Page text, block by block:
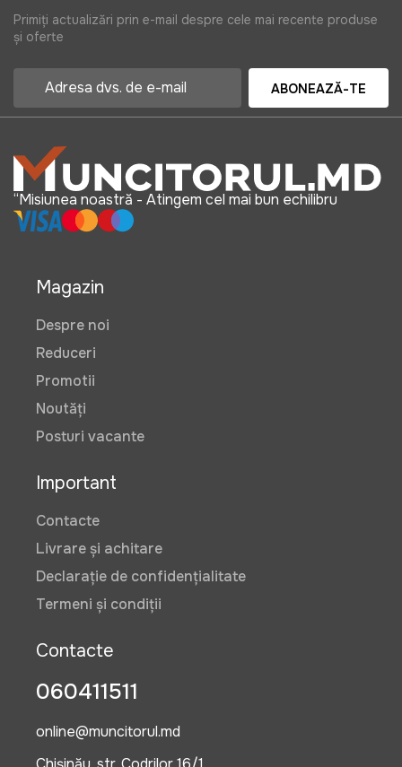
Primiți actualizări prin e-mail despre cele mai recente produse
și oferte
ABONEAZĂ-TE
“Misiunea noastră - Atingem cel mai bun echilibru
Magazin
Despre noi
Reduceri
Promotii
Noutăți
Posturi vacante
Important
Contacte
Livrare și achitare
Declarație de confidențialitate
Termeni și condiții
Contacte
060411511
online@muncitorul.md